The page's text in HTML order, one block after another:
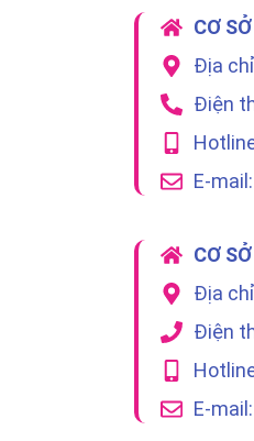
CƠ
Địa
Điện
E-mail:
CƠ
Địa
Điện
E-mail: